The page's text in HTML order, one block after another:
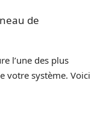
de
l’une des plus
votre système. Voici